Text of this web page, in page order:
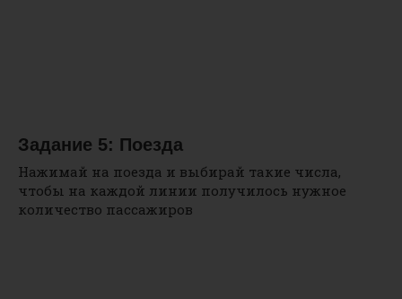
Задание 5: Поезда
Нажимай на поезда и выбирай такие числа,
чтобы на каждой линии получилось нужное
количество пассажиров